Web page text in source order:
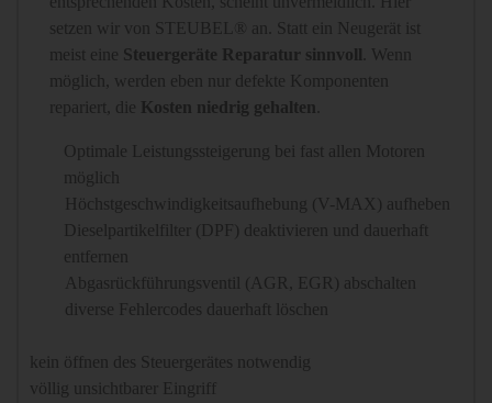
setzen wir von STEUBEL® an. Statt ein Neugerät ist
meist eine Steuergeräte Reparatur sinnvoll . Wenn
möglich, werden eben nur defekte Komponenten
repariert, die Kosten niedrig gehalten
Optimale Leistungssteigerung bei fast allen Motoren
möglich
Höchstgeschwindigkeitsaufhebung (V-MAX) aufheben
Dieselpartikelfilter (DPF) deaktivieren und dauerhaft
entfernen
Abgasrückführungsventil (AGR, EGR) abschalten
diverse Fehlercodes dauerhaft löschen
kein öffnen des Steuergerätes notwendig
völlig unsichtbarer Eingriff